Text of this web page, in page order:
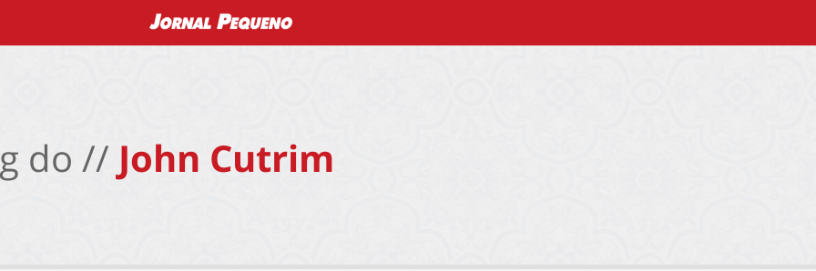
do // John Cutrim